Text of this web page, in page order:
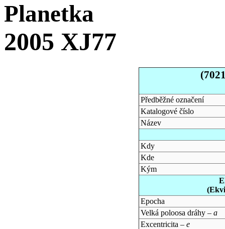
Planetka
2005 XJ77
Předběžné označení
Katalogové číslo
Název
Kdy
Kde
Kým
Epocha
Velká poloosa dráhy – a
Excentricita – e